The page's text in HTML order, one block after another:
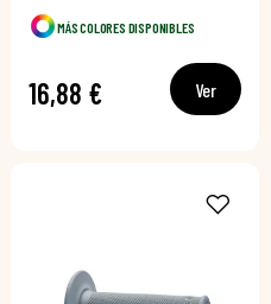
MÁS COLORES DISPONIBLES
16,88 € Ver